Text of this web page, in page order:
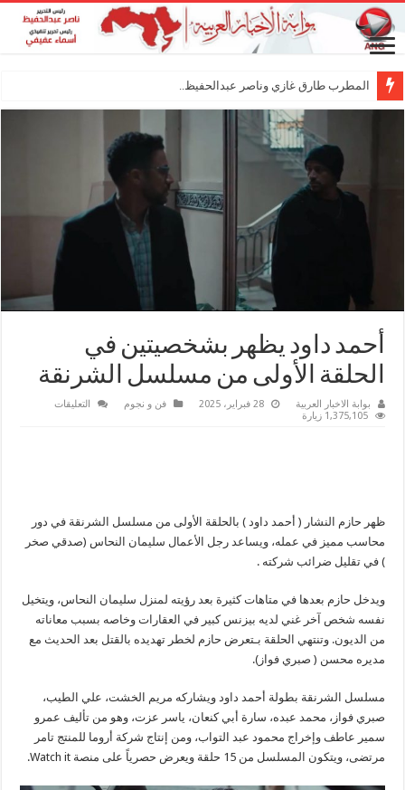
المطرب طارق غازي وناصر عبدالحفيظ.. شراكة فنية
أحمد داود يظهر بشخصيتين في
الحلقة الأولى من مسلسل الشرنقة
بوابة الاخبار العربية 28 فبراير، 2025 فن و نجوم التعليقات
الشرنقة
مغلقة
1,375,105 زيارة
ظهر حازم النشار ( أحمد داود ) بالحلقة الأولى من مسلسل الشرنقة في دور
محاسب مميز في عمله، ويساعد رجل الأعمال سليمان النحاس (صدقي صخر
) في تقليل ضرائب شركته .
ويدخل حازم بعدها في متاهات كثيرة بعد رؤيته لمنزل سليمان النحاس، ويتخيل
نفسه شخص آخر غني لديه بيزنس كبير في العقارات وخاصه بسبب معاناته
من الديون. وتنتهي الحلقة بـتعرض حازم لخطر تهديده بالقتل بعد الحديث مع
مديره محسن ( صبري فواز).
مسلسل الشرنقة بطولة أحمد داود ويشاركه مريم الخشت، علي الطيب،
صبري فواز، محمد عبده، سارة أبي كنعان، ياسر عزت، وهو من تأليف عمرو
سمير عاطف وإخراج محمود عبد التواب، ومن إنتاج شركة أروما للمنتج تامر
مرتضى، ويتكون المسلسل من 15 حلقة ويعرض حصرياً على منصة Watch it.